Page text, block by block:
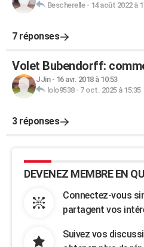
Bescherelle- 14 août 2022 à
7 réponses
Volet Bubendorff:
JJin- 16 avr. 2018 à 10:53
lolo9538- 7 oct. 2025 à 15:35
3 réponses
DEVENEZ MEMBRE EN
Connectez-vous
partagent vos
Suivez vos